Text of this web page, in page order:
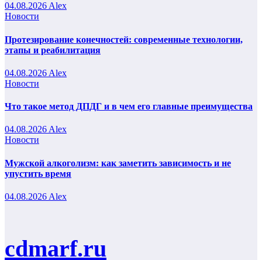
04.08.2026 Alex
Новости
Протезирование конечностей: современные технологии,
этапы и реабилитация
04.08.2026 Alex
Новости
Что такое метод ДПДГ и в чем его главные преимущества
04.08.2026 Alex
Новости
Мужской алкоголизм: как заметить зависимость и не
упустить время
04.08.2026 Alex
cdmarf.ru